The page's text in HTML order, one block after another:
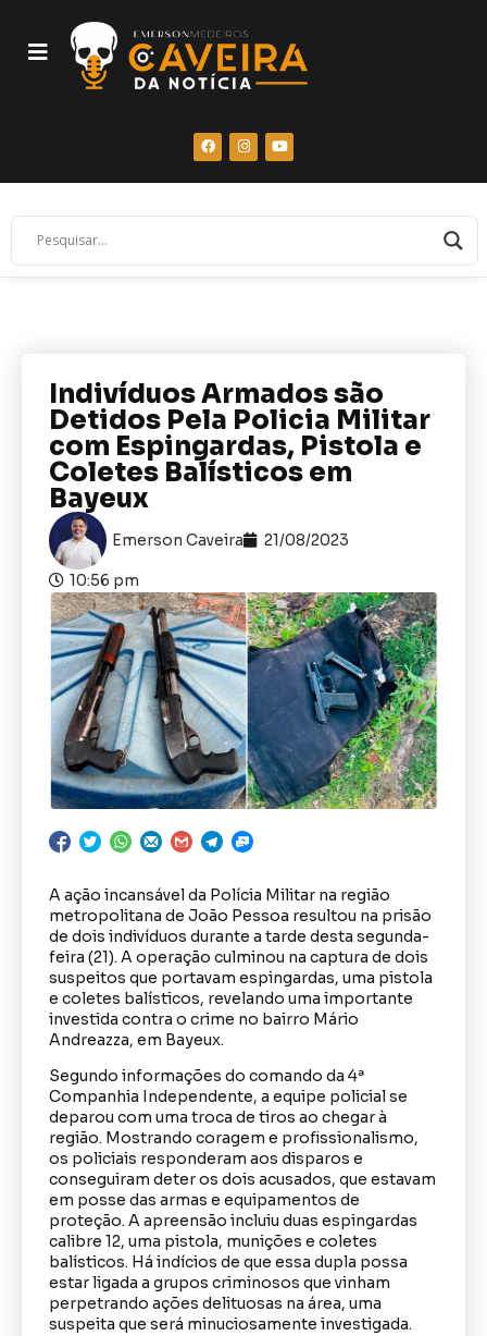
Indivíduos Armados são
Detidos Pela Policia Militar
com Espingardas, Pistola e
Coletes Balísticos em
Bayeux
Emerson Caveira 21/08/2023
10:56 pm
A ação incansável da Polícia Militar na região
metropolitana de João Pessoa resultou na prisão
de dois indivíduos durante a tarde desta segunda-
feira (21). A operação culminou na captura de dois
suspeitos que portavam espingardas, uma pistola
e coletes balísticos, revelando uma importante
investida contra o crime no bairro Mário
Andreazza, em Bayeux.
Segundo informações do comando da 4ª
Companhia Independente, a equipe policial se
deparou com uma troca de tiros ao chegar à
região. Mostrando coragem e profissionalismo,
os policiais responderam aos disparos e
conseguiram deter os dois acusados, que estavam
em posse das armas e equipamentos de
proteção. A apreensão incluiu duas espingardas
calibre 12, uma pistola, munições e coletes
balísticos. Há indícios de que essa dupla possa
estar ligada a grupos criminosos que vinham
perpetrando ações delituosas na área, uma
suspeita que será minuciosamente investigada.